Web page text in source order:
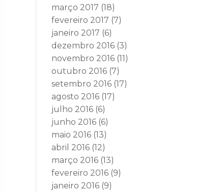
março 2017 (18)
fevereiro 2017 (7)
janeiro 2017 (6)
dezembro 2016 (3)
novembro 2016 (11)
outubro 2016 (7)
setembro 2016 (17)
agosto 2016 (17)
julho 2016 (6)
junho 2016 (6)
maio 2016 (13)
abril 2016 (12)
março 2016 (13)
fevereiro 2016 (9)
janeiro 2016 (9)